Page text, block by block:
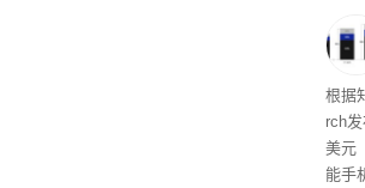
型
间。
根据
rch
美元
能手